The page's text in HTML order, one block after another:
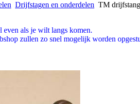
Drijfstagen en onderdelen TM
even als je wilt langs komen.
zullen zo snel mogelijk worden